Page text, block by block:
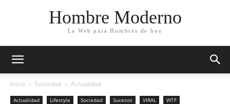
Hombre Moderno
La Web para Hombres de hoy
Inicio Sociedad Actualidad
Actualidad Lifestyle Sociedad Sucesos VIRAL WTF